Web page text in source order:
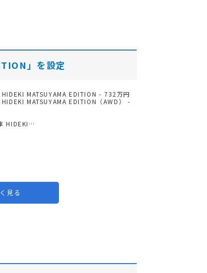
」を設定
MATSUYAMA EDITION - 732万円
MATSUYAMA EDITION（AWD） -
HIDEKI…
見る